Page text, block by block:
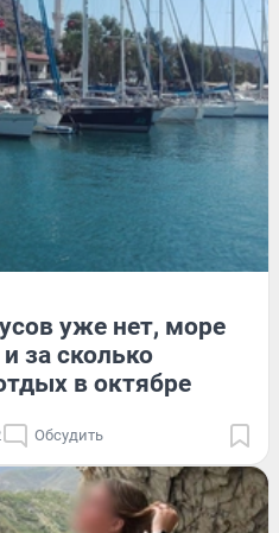
уже нет, море
за сколько
в октябре
Обсудить